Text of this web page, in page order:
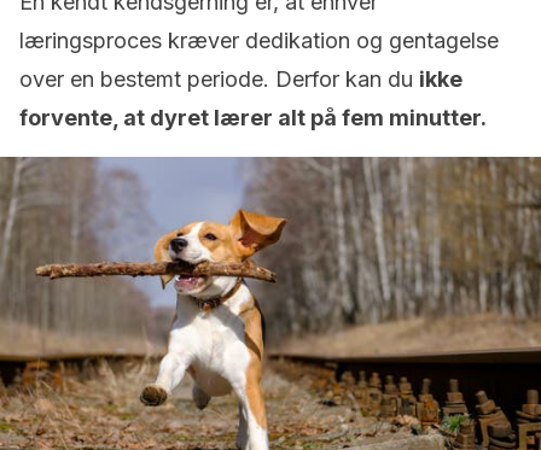
læringsproces kræver dedikation og gentagelse
over en bestemt periode. Derfor kan du ikke
forvente, at dyret lærer alt på fem minutter.